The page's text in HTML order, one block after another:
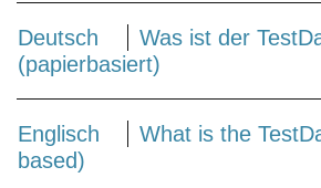
Deutsch
Was ist der
(papierbasiert)
Englisch
What is the
based)